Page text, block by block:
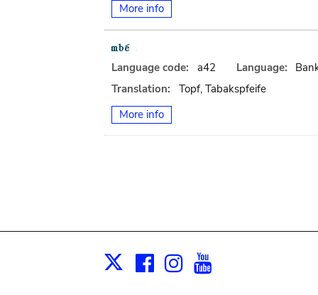
More info
Language code: a42 Language:
Translation:
Topf, Tabakspfeife
More info
X Facebook
Instagram